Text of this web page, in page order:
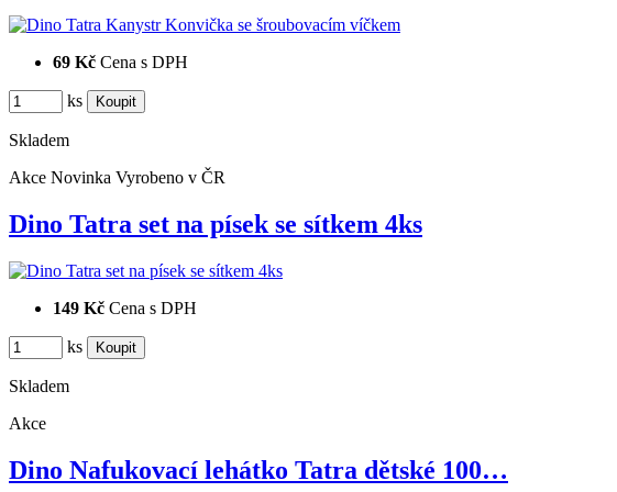
69 Kč Cena s DPH
ks
Skladem
Akce Novinka Vyrobeno v ČR
Dino Tatra set na písek se sítkem 4ks
149 Kč Cena s DPH
ks
Skladem
Akce
Dino Nafukovací lehátko Tatra dětské 100…